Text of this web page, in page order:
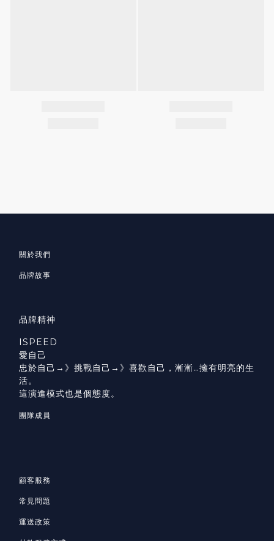
關於我們
品牌故事
品牌精神
ISPEED
愛自己
忠於自己→》挑戰自己→》喜歡自己，漸漸…擁有明亮的生
活。
這演進模式也是個態度。
團隊成員
顧客服務
常見問題
運送政策